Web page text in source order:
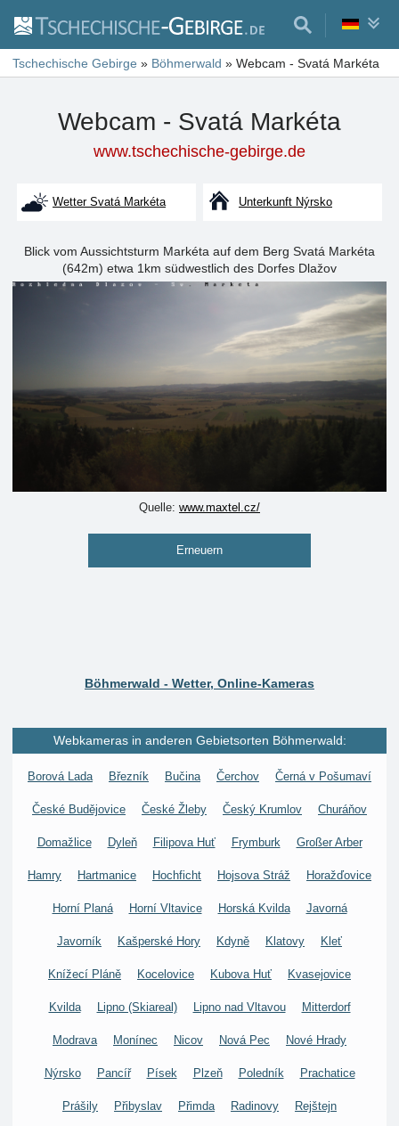
Tschechische Gebirge » Böhmerwald » Webcam - Svatá Markéta
Webcam - Svatá Markéta
www.tschechische-gebirge.de
Wetter Svatá Markéta Unterkunft Nýrsko
Blick vom Aussichtsturm Markéta auf dem Berg Svatá Markéta
(642m) etwa 1km südwestlich des Dorfes Dlažov
Quelle: www.maxtel.cz/
Erneuern
Böhmerwald - Wetter, Online-Kameras
Webkameras in anderen Gebietsorten Böhmerwald:
Borová Lada Březník Bučina Čerchov Černá v Pošumaví
České Budějovice České Žleby Český Krumlov Churáňov
Domažlice Dyleň Filipova Huť Frymburk Großer Arber
Hamry Hartmanice Hochficht Hojsova Stráž Horažďovice
Horní Planá Horní Vltavice Horská Kvilda Javorná
Javorník Kašperské Hory Kdyně Klatovy Kleť
Knížecí Pláně Kocelovice Kubova Huť Kvasejovice
Kvilda Lipno (Skiareal) Lipno nad Vltavou Mitterdorf
Modrava Monínec Nicov Nová Pec Nové Hrady
Nýrsko Pancíř Písek Plzeň Poledník Prachatice
Prášily Přibyslav Přimda Radinovy Rejštejn